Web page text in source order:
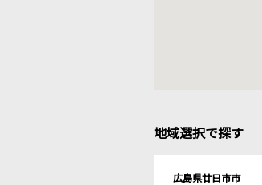
地域選択で探す
広島県廿日市市